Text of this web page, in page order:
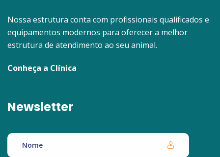
Nossa estrutura conta com profissionais qualificados e
equipamentos modernos para oferecer a melhor
estrutura de atendimento ao seu animal.
Conheça a Clínica
Newsletter